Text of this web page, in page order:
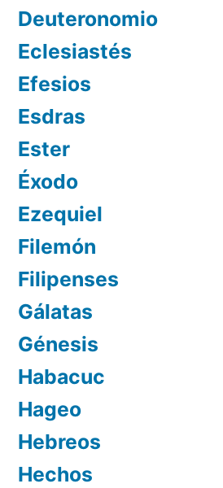
Deuteronomio
Eclesiastés
Efesios
Esdras
Ester
Éxodo
Ezequiel
Filemón
Filipenses
Gálatas
Génesis
Habacuc
Hageo
Hebreos
Hechos